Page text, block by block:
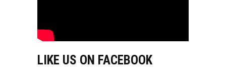
LIKE US ON FACEBOOK